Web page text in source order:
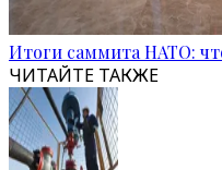
Итоги саммита НАТО:
ЧИТАЙТЕ ТАКЖЕ